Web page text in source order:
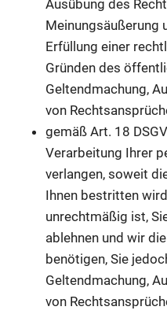
Ausübung des
Meinungsäußerung
Erfüllung einer
Gründen des
Geltendmachung,
von
gemäß Art. 18
Verarbeitung Ihrer
verlangen, soweit
Ihnen bestritten
unrechtmäßig ist,
ablehnen und wir
benötigen, Sie
Geltendmachung,
von